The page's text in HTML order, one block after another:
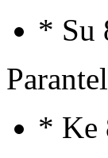
* Su
* Ke